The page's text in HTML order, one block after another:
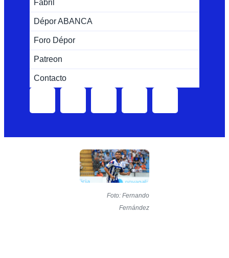
Fabril
Dépor ABANCA
Foro Dépor
Patreon
Contacto
Foto: Fernando
Fernández